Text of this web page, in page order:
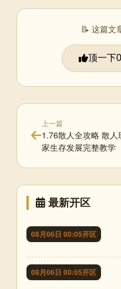
📝 这篇文
顶一下0
上一篇
1.76散人全攻略 散人
家生存发展完整教学
最新开区
08月06日 00:05开区
08月06日 00:05开区